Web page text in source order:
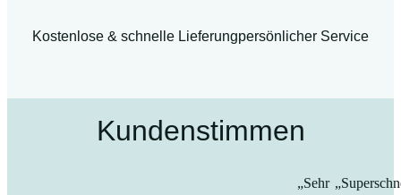
Kostenlose & schnelle Lieferungpersönlicher Service
Kundenstimmen
„Sehr